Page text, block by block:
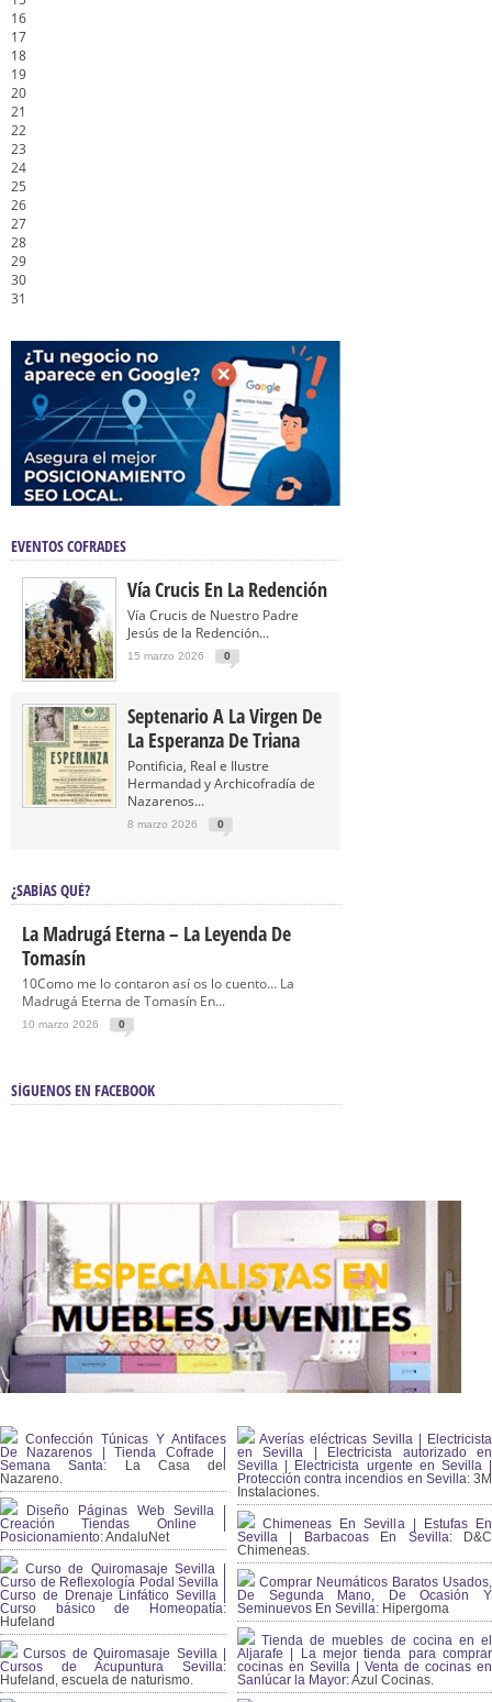
16
17
18
19
20
21
22
23
24
25
26
27
28
29
30
31
EVENTOS COFRADES
Vía Crucis En La Redención
Vía Crucis de Nuestro Padre
Jesús de la Redención...
15 marzo 2026 0
Septenario A La Virgen De
La Esperanza De Triana
Pontificia, Real e Ilustre
Hermandad y Archicofradía de
Nazarenos...
8 marzo 2026 0
¿SABÍAS QUÉ?
La Madrugá Eterna – La Leyenda De
Tomasín
10Como me lo contaron así os lo cuento… La
Madrugá Eterna de Tomasín En...
10 marzo 2026 0
SÍGUENOS EN FACEBOOK
Confección Túnicas Y Antifaces
De Nazarenos | Tienda Cofrade |
Semana Santa: La Casa del
Nazareno.
Diseño Páginas Web Sevilla |
Creación Tiendas Online |
Posicionamiento:AndaluNet
Curso de Quiromasaje Sevilla |
Curso de Reflexología Podal Sevilla |
Curso de Drenaje Linfático Sevilla |
Curso básico de Homeopatía:
Hufeland
Cursos de Quiromasaje Sevilla |
Cursos de Acupuntura Sevilla:
Hufeland, escuela de naturismo.
Averías eléctricas Sevilla | Electricista
en Sevilla | Electricista autorizado en
Sevilla | Electricista urgente en Sevilla |
Protección contra incendios en Sevilla:3M
Instalaciones.
Chimeneas En Sevilla | Estufas En
Sevilla | Barbacoas En Sevilla:D&C
Chimeneas.
Comprar Neumáticos Baratos Usados,
De Segunda Mano, De Ocasión Y
Seminuevos En Sevilla: Hipergoma
Tienda de muebles de cocina en el
Aljarafe | La mejor tienda para comprar
cocinas en Sevilla | Venta de cocinas en
Sanlúcar la Mayor:Azul Cocinas.